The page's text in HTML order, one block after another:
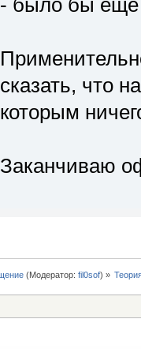
- было бы ещё
сказать, что
которым
Заканчиваю
(Модератор: fil0sof) »